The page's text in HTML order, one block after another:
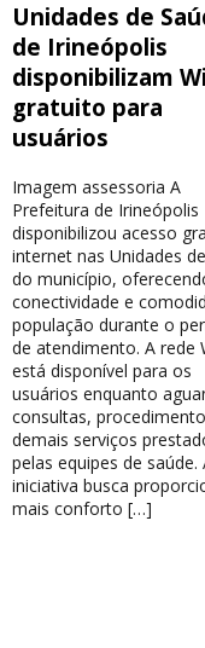
Unidades de
de Irineópolis
disponibilizam
gratuito para
usuários
Imagem assessoria A
Prefeitura de Irineópolis
disponibilizou acesso
internet nas Unidades
do município,
conectividade e
população durante o
de atendimento. A rede
está disponível para os
usuários enquanto
consultas,
demais serviços
pelas equipes de saúde.
iniciativa busca
mais conforto […]